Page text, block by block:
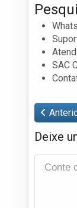
SAC
Deixe